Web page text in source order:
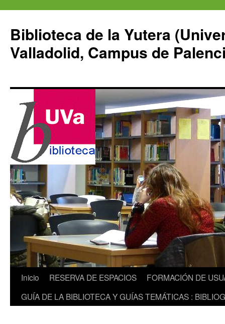
contenido
Biblioteca de la Yutera
Valladolid, Campus de
Inicio RESERVA DE ESPACIOS
FORMACIÓN DE
GUÍA DE LA BIBLIOTECA Y GUÍAS TEMÁTICAS :